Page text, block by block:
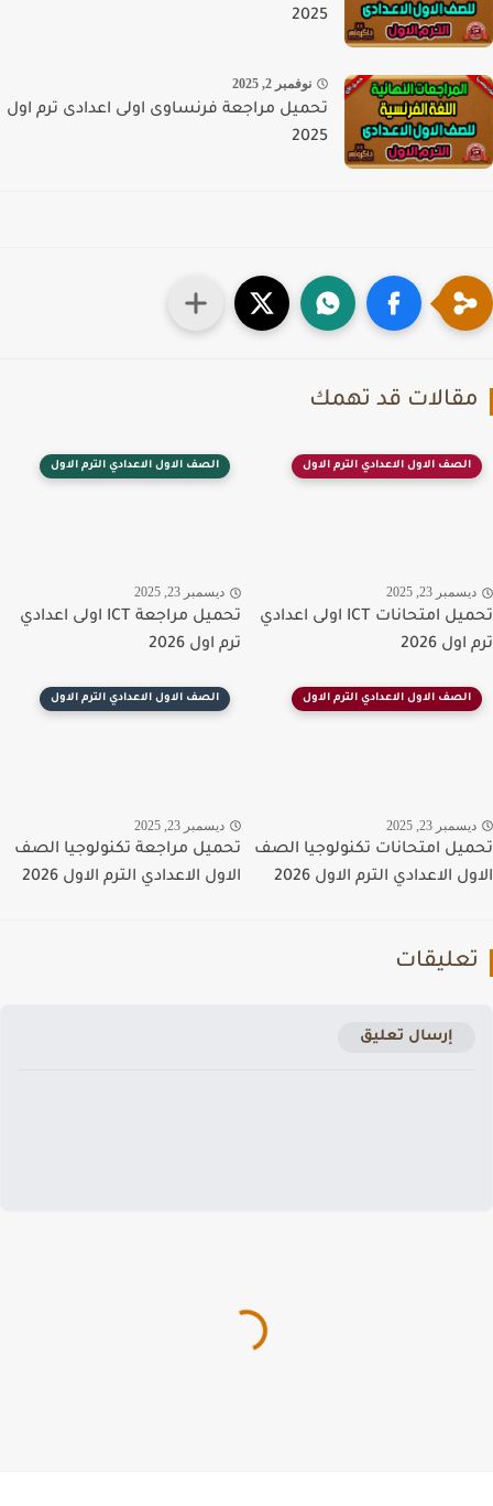
2025
نوفمبر 2, 2025
تحميل مراجعة فرنساوى اولى اعدادى ترم اول
2025
قد تهمك
الصف الاول الاعدادي الترم الاول
23, 2025
تحميل امتحانات ICT اولى اعدادي
2026
الصف الاول الاعدادي الترم الاول
ديسمبر 23, 2025
تحميل مراجعة ICT اولى اعدادي
ترم اول 2026
الصف الاول الاعدادي الترم الاول
23, 2025
امتحانات تكنولوجيا الصف
الاعدادي الترم الاول 2026
الصف الاول الاعدادي الترم الاول
ديسمبر 23, 2025
تحميل مراجعة تكنولوجيا الصف
الاول الاعدادي الترم الاول 2026
إرسال تعليق